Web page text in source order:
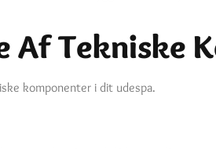
Af Tekniske
komponenter i dit udespa.